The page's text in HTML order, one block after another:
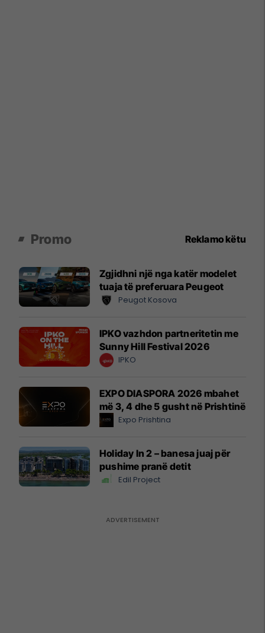
Promo Reklamo këtu
Zgjidhni një nga katër modelet
tuaja të preferuara Peugeot
Peugot Kosova
IPKO vazhdon partneritetin me
Sunny Hill Festival 2026
IPKO
EXPO DIASPORA 2026 mbahet
më 3, 4 dhe 5 gusht në Prishtinë
Expo Prishtina
Holiday In 2 – banesa juaj për
pushime pranë detit
Edil Project